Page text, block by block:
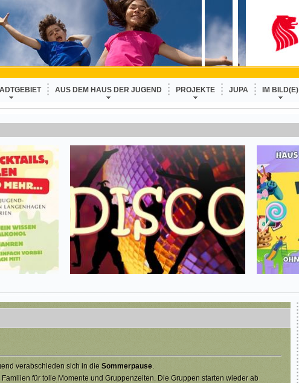
AUS DEM HAUS DER JUGEND PROJEKTE JUPA IM BILD(E)
verabschieden sich in die Sommerpause.
für tolle Momente und Gruppenzeiten. Die Gruppen starten wieder ab